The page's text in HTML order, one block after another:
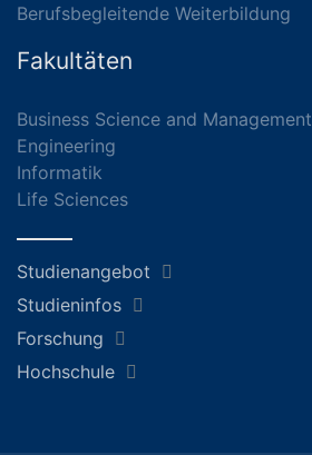
Berufsbegleitende Weiterbildung
Fakultäten
Business Science and Management
Engineering
Informatik
Life Sciences
Studienangebot
Studieninfos
Forschung
Hochschule